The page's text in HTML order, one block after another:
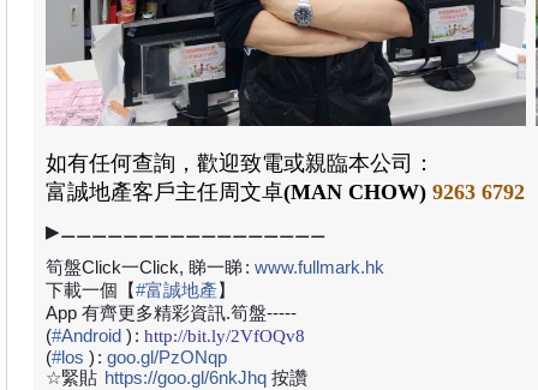
如有任何查詢，歡迎致電或親臨本公司：
富誠地產客戶主任周文卓(MAN CHOW) 9263 6792
▶⚊⚊⚊⚊⚊⚊⚊⚊⚊⚊⚊⚊⚊⚊⚊⚊⚊
筍盤Click一Click, 睇一睇: www.fullmark.hk
下載一個【#富誠地產】
App 有齊更多精彩資訊.筍盤-----
(#Android ) : http://bit.ly/2VfOQv8
(#los ) : goo.gl/PzONqp
☆緊貼 https://goo.gl/6nkJhq 按讚